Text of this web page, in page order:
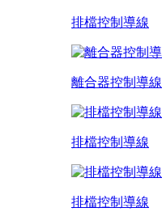
排檔控制導線
離合器控制導線
排檔控制導線
排檔控制導線